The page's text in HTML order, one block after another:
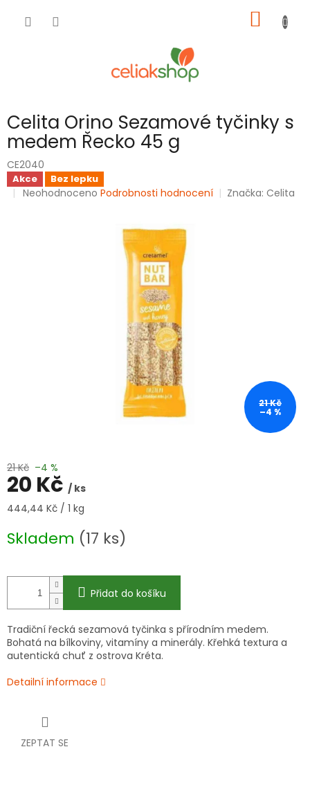
KOŠÍK
Celita Orino Sezamové tyčinky s
medem Řecko 45 g
CE2040
Akce Bez lepku
Průměrné
Neohodnoceno Podrobnosti hodnocení Značka: Celita
21 Kč
–4 %
21 Kč –4 %
20 Kč / ks
Měrná
444,44 Kč / 1 kg
Skladem (17 ks)
Přidat do košíku
Tradiční řecká sezamová tyčinka s přírodním medem.
Bohatá na bílkoviny, vitamíny a minerály. Křehká textura a
autentická chuť z ostrova Kréta.
Detailní informace
ZEPTAT SE